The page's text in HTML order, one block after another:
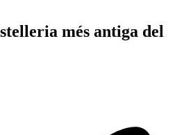
més antiga del